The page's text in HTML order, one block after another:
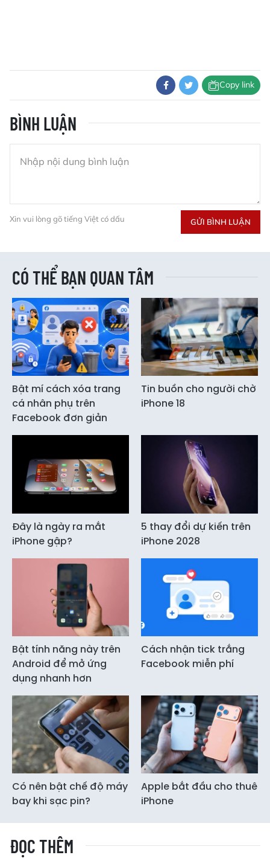
Copy link
BÌNH LUẬN
Xin vui lòng gõ tiếng Việt có dấu GỬI BÌNH LUẬN
CÓ THỂ BẠN QUAN TÂM
Bật mí cách xóa trang
cá nhân phụ trên
Facebook đơn giản
Tin buồn cho người chờ
iPhone 18
Đây là ngày ra mắt
iPhone gập?
5 thay đổi dự kiến trên
iPhone 2028
Bật tính năng này trên
Android để mở ứng
dụng nhanh hơn
Cách nhận tick trắng
Facebook miễn phí
Có nên bật chế độ máy
bay khi sạc pin?
Apple bắt đầu cho thuê
iPhone
ĐỌC THÊM